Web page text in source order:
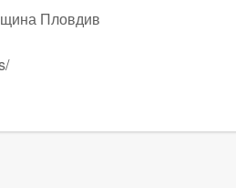
Пловдив